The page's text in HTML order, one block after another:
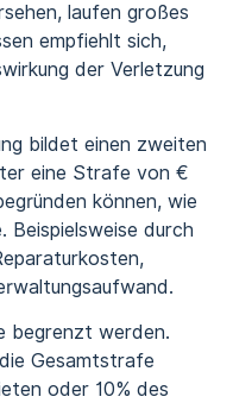
laufen großes
empfiehlt sich,
der Verletzung
bildet einen zweiten
eine Strafe von €
können, wie
durch
begrenzt werden.
Gesamtstrafe
oder 10% des